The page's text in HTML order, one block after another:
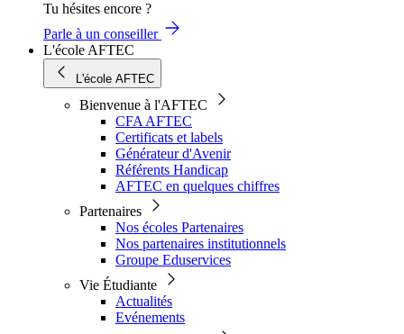
Tu hésites encore ?
Parle à un conseiller
L'école AFTEC
L'école AFTEC
Bienvenue à l'AFTEC
CFA AFTEC
Certificats et labels
Générateur d'Avenir
Référents Handicap
AFTEC en quelques chiffres
Partenaires
Nos écoles Partenaires
Nos partenaires institutionnels
Groupe Eduservices
Vie Étudiante
Actualités
Evénements